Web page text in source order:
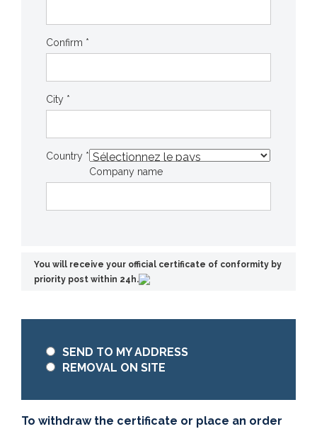
Confirm *
City *
Country *
Company name
You will receive your official certificate of conformity by
priority post within 24h.
SEND TO MY ADDRESS
REMOVAL ON SITE
To withdraw the certificate or place an order